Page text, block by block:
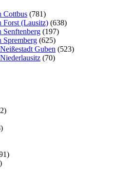
Cottbus (781)
Forst (Lausitz) (638)
Senftenberg (197)
Spremberg (625)
Guben (523)
(70)